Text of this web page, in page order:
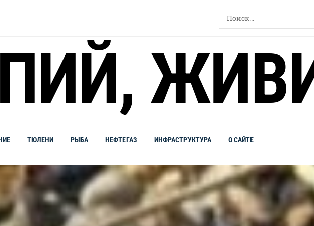
Найти:
ТЮЛЕНИ РЫБА НЕФТЕГАЗ ИНФРАСТРУКТУРА О САЙТЕ